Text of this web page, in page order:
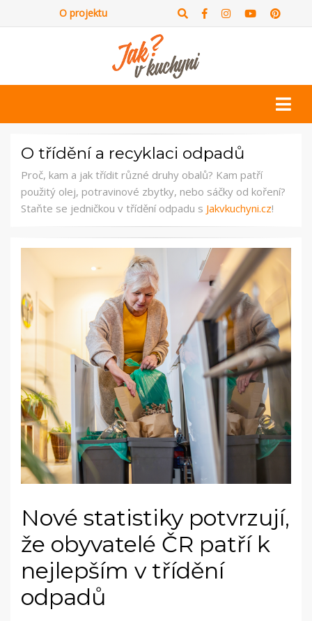
O projektu
O třídění a recyklaci odpadů
Proč, kam a jak třídit různé druhy obalů? Kam patří
použitý olej, potravinové zbytky, nebo sáčky od koření?
Staňte se jedničkou v třídění odpadu s Jakvkuchyni.cz!
Nové statistiky potvrzují,
že obyvatelé ČR patří k
nejlepším v třídění
odpadů